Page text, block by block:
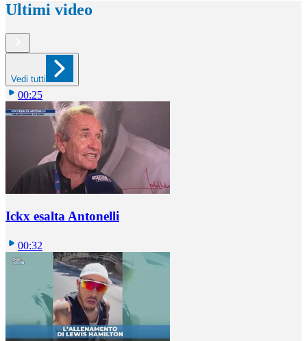
Ultimi video
Vedi tutti
00:25
Ickx esalta Antonelli
00:32